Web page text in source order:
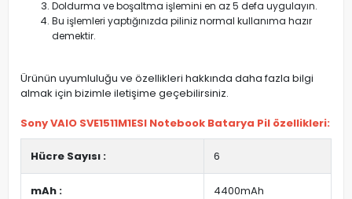
Doldurma ve boşaltma işlemini en az 5 defa uygulayın.
Bu işlemleri yaptığınızda piliniz normal kullanıma hazır
demektir.
Ürünün uyumluluğu ve özellikleri hakkında daha fazla bilgi
almak için bizimle iletişime geçebilirsiniz.
Sony VAIO SVE1511M1ESI Notebook Batarya Pil özellikleri:
Hücre Sayısı : 6
mAh : 4400mAh